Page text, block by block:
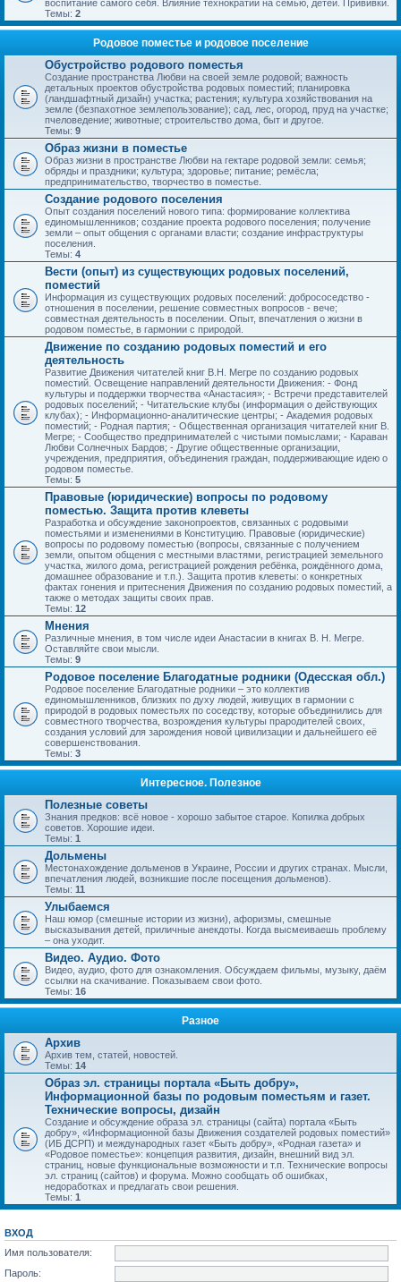
воспитание самого себя. Влияние технократии на семью, детей. Прививки.
Темы: 2
Родовое поместье и родовое поселение
Обустройство родового поместья
Создание пространства Любви на своей земле родовой; важность
детальных проектов обустройства родовых поместий; планировка
(ландшафтный дизайн) участка; растения; культура хозяйствования на
земле (безпахотное землепользование); сад, лес, огород, пруд на участке;
пчеловедение; животные; строительство дома, быт и другое.
Темы: 9
Образ жизни в поместье
Образ жизни в пространстве Любви на гектаре родовой земли: семья;
обряды и праздники; культура; здоровье; питание; ремёсла;
предпринимательство, творчество в поместье.
Создание родового поселения
Опыт создания поселений нового типа: формирование коллектива
единомышленников; создание проекта родового поселения; получение
земли – опыт общения с органами власти; создание инфраструктуры
поселения.
Темы: 4
Вести (опыт) из существующих родовых поселений,
поместий
Информация из существующих родовых поселений: добрососедство -
отношения в поселении, решение совместных вопросов - вече;
совместная деятельность в поселении. Опыт, впечатления о жизни в
родовом поместье, в гармонии с природой.
Движение по созданию родовых поместий и его
деятельность
Развитие Движения читателей книг В.Н. Мегре по созданию родовых
поместий. Освещение направлений деятельности Движения: - Фонд
культуры и поддержки творчества «Анастасия»; - Встречи представителей
родовых поселений; - Читательские клубы (информация о действующих
клубах); - Информационно-аналитические центры; - Академия родовых
поместий; - Родная партия; - Общественная организация читателей книг В.
Мегре; - Сообщество предпринимателей с чистыми помыслами; - Караван
Любви Солнечных Бардов; - Другие общественные организации,
учреждения, предприятия, объединения граждан, поддерживающие идею о
родовом поместье.
Темы: 5
Правовые (юридические) вопросы по родовому
поместью. Защита против клеветы
Разработка и обсуждение законопроектов, связанных с родовыми
поместьями и изменениями в Конституцию. Правовые (юридические)
вопросы по родовому поместью (вопросы, связанные с получением
земли, опытом общения с местными властями, регистрацией земельного
участка, жилого дома, регистрацией рождения ребёнка, рождённого дома,
домашнее образование и т.п.). Защита против клеветы: о конкретных
фактах гонения и притеснения Движения по созданию родовых поместий, а
также о методах защиты своих прав.
Темы: 12
Мнения
Различные мнения, в том числе идеи Анастасии в книгах В. Н. Мегре.
Оставляйте свои мысли.
Темы: 9
Родовое поселение Благодатные родники (Одесская обл.)
Родовое поселение Благодатные родники – это коллектив
единомышленников, близких по духу людей, живущих в гармонии с
природой в родовых поместьях по соседству, которые объединились для
совместного творчества, возрождения культуры прародителей своих,
создания условий для зарождения новой цивилизации и дальнейшего её
совершенствования.
Темы: 3
Интересное. Полезное
Полезные советы
Знания предков: всё новое - хорошо забытое старое. Копилка добрых
советов. Хорошие идеи.
Темы: 1
Дольмены
Местонахождение дольменов в Украине, России и других странах. Мысли,
впечатления людей, возникшие после посещения дольменов).
Темы: 11
Улыбаемся
Наш юмор (смешные истории из жизни), афоризмы, смешные
высказывания детей, приличные анекдоты. Когда высмеиваешь проблему
– она уходит.
Видео. Аудио. Фото
Видео, аудио, фото для ознакомления. Обсуждаем фильмы, музыку, даём
ссылки на скачивание. Показываем свои фото.
Темы: 16
Разное
Архив
Архив тем, статей, новостей.
Темы: 14
Образ эл. страницы портала «Быть добру»,
Информационной базы по родовым поместьям и газет.
Технические вопросы, дизайн
Создание и обсуждение образа эл. страницы (сайта) портала «Быть
добру», «Информационной базы Движения создателей родовых поместий»
(ИБ ДСРП) и международных газет «Быть добру», «Родная газета» и
«Родовое поместье»: концепция развития, дизайн, внешний вид эл.
страниц, новые функциональные возможности и т.п. Технические вопросы
эл. страниц (сайтов) и форума. Можно сообщать об ошибках,
недоработках и предлагать свои решения.
Темы: 1
ВХОД
Имя пользователя:
Пароль: